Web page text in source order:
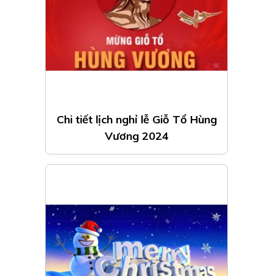
Chi tiết lịch nghỉ lễ Giỗ Tổ Hùng
Vương 2024